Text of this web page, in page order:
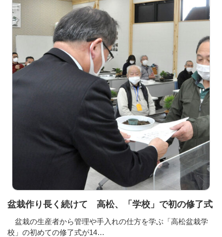
盆栽作り長く続けて 高松、「学校」で初の修了式
盆栽の生産者から管理や手入れの仕方を学ぶ「高松盆栽学
校」の初めての修了式が14…